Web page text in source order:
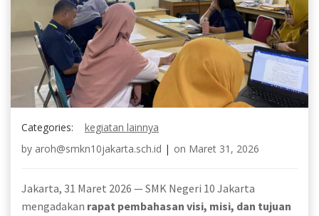
Categories:
kegiatan lainnya
by aroh@smkn10jakarta.sch.id | on Maret 31, 2026
Jakarta, 31 Maret 2026 — SMK Negeri 10 Jakarta
mengadakan rapat pembahasan visi, misi, dan tujuan